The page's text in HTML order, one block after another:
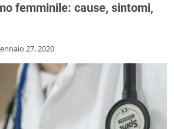
femminile: cause, sintomi,
27, 2020